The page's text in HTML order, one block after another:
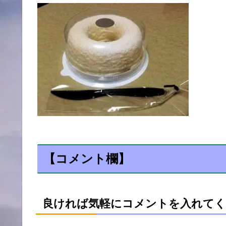
【コメント欄】
良ければ気軽にコメントを入れて